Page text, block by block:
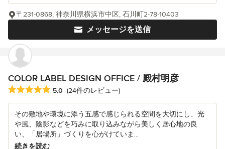
メッセージを送信
〒231-0868, 神奈川県横浜市中区, 石川町2-78-10403
COLOR LABEL DESIGN OFFICE / 殿村明彦
平均評価：5つ星中 星5
5.0 (24件のレビュー)
その敷地や環境に添う五感で感じられる空間を大切にし、光
や風、陰影などを巧みに取り込みながら美しく居心地の良
い、「居場所」づくりを心がけていま...
続きを読む